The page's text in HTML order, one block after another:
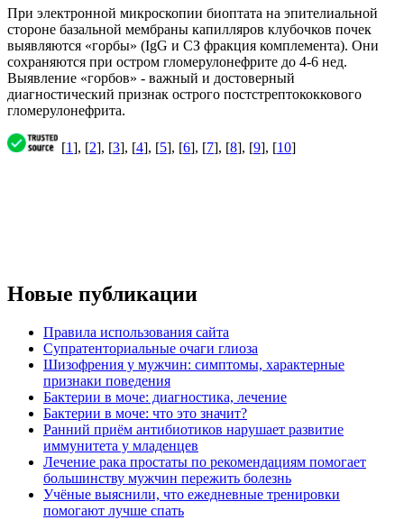
При электронной микроскопии биоптата на эпителиальной
стороне базальной мембраны капилляров клубочков почек
выявляются «горбы» (IgG и СЗ фракция комплемента). Они
сохраняются при остром гломерулонефрите до 4-6 нед.
Выявление «горбов» - важный и достоверный
диагностический признак острого постстрептококкового
гломерулонефрита.
[1], [2], [3], [4], [5], [6], [7], [8], [9], [10]
Новые публикации
Правила использования сайта
Супратенториальные очаги глиоза
Шизофрения у мужчин: симптомы, характерные
признаки поведения
Бактерии в моче: диагностика, лечение
Бактерии в моче: что это значит?
Ранний приём антибиотиков нарушает развитие
иммунитета у младенцев
Лечение рака простаты по рекомендациям помогает
большинству мужчин пережить болезнь
Учёные выяснили, что ежедневные тренировки
помогают лучше спать